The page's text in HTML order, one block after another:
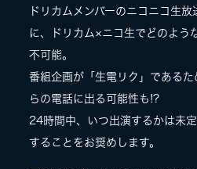
LIVE
SPECIAL SITE
ドリカムメンバーのニコニコ生
に、ドリカム×ニコ生でどのよう
不可能。
番組企画が「生電リク」である
らの電話に出る可能性も!?
24時間中、いつ出演するかは未
することをお奨めします。